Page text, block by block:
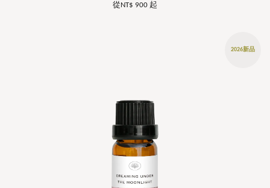
從NT$ 900 起
2026新品